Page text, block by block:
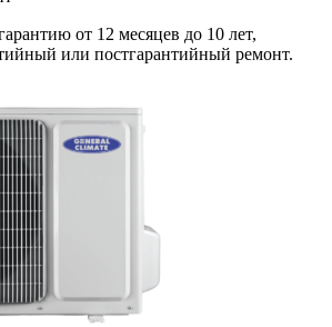
от 12 месяцев до 10 лет,
или постгарантийный ремонт.